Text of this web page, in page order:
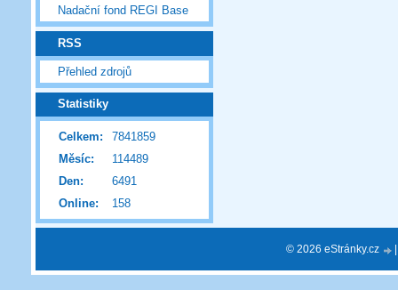
Nadační fond REGI Base
RSS
Přehled zdrojů
Statistiky
Online: 158
Celkem:
7841859
Měsíc:
114489
Den:
6491
© 2026 eStránky.cz